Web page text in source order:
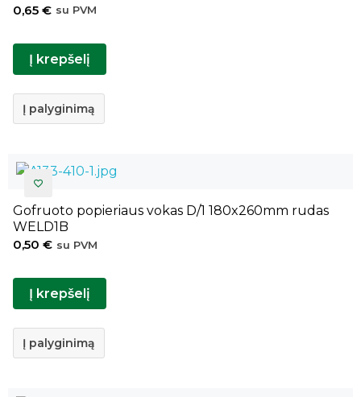
0,65 € su PVM
Į krepšelį
Į palyginimą
Gofruoto popieriaus vokas D/1 180x260mm rudas
WELD1B
0,50 € su PVM
Į krepšelį
Į palyginimą